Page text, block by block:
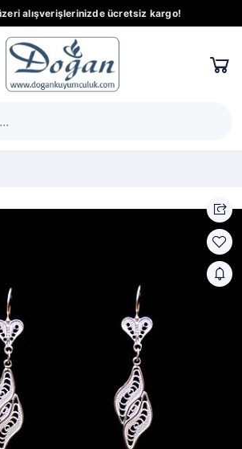
alışverişlerinizde ücretsiz kargo!